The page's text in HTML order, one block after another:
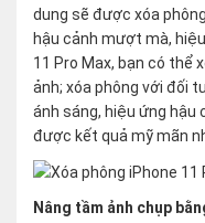
dung sẽ được xóa
hậu cảnh mượt mà,
11 Pro Max, bạn có thể
ảnh; xóa phông với đối
ánh sáng, hiệu ứng hậu
được kết quả mỹ mãn
Nâng tầm ảnh chụp